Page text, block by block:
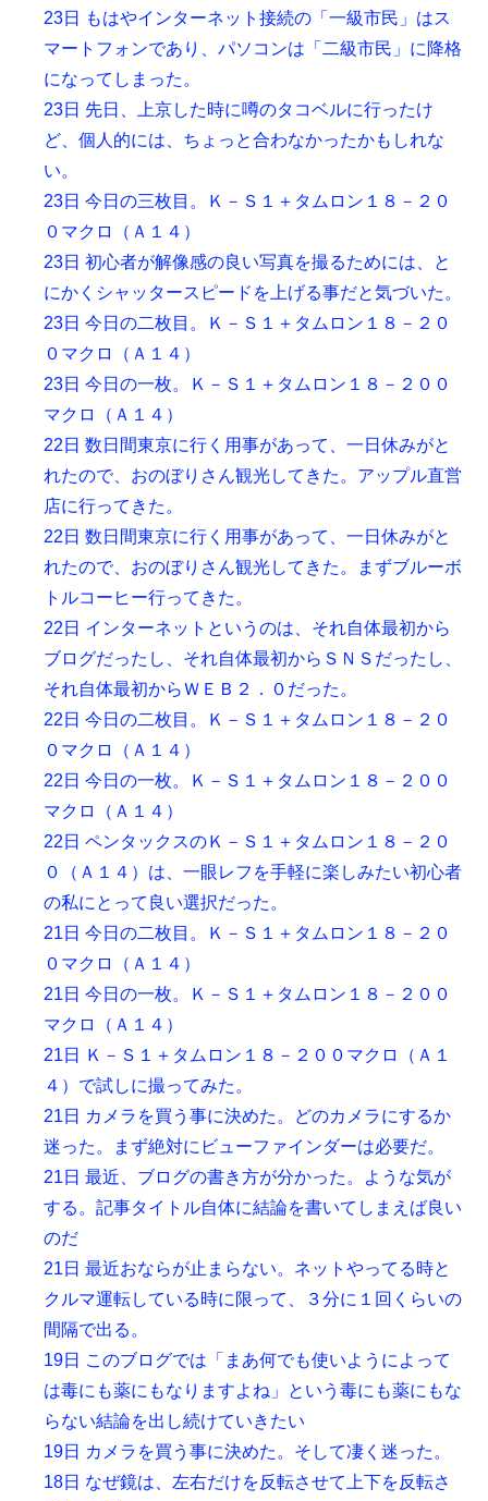
23日 もはやインターネット接続の「一級市民」はス
マートフォンであり、パソコンは「二級市民」に降格
になってしまった。
23日 先日、上京した時に噂のタコベルに行ったけ
ど、個人的には、ちょっと合わなかったかもしれな
い。
23日 今日の三枚目。Ｋ－Ｓ１＋タムロン１８－２０
０マクロ（Ａ１４）
23日 初心者が解像感の良い写真を撮るためには、と
にかくシャッタースピードを上げる事だと気づいた。
23日 今日の二枚目。Ｋ－Ｓ１＋タムロン１８－２０
０マクロ（Ａ１４）
23日 今日の一枚。Ｋ－Ｓ１＋タムロン１８－２００
マクロ（Ａ１４）
22日 数日間東京に行く用事があって、一日休みがと
れたので、おのぼりさん観光してきた。アップル直営
店に行ってきた。
22日 数日間東京に行く用事があって、一日休みがと
れたので、おのぼりさん観光してきた。まずブルーボ
トルコーヒー行ってきた。
22日 インターネットというのは、それ自体最初から
ブログだったし、それ自体最初からＳＮＳだったし、
それ自体最初からＷＥＢ２．０だった。
22日 今日の二枚目。Ｋ－Ｓ１＋タムロン１８－２０
０マクロ（Ａ１４）
22日 今日の一枚。Ｋ－Ｓ１＋タムロン１８－２００
マクロ（Ａ１４）
22日 ペンタックスのＫ－Ｓ１＋タムロン１８－２０
０（Ａ１４）は、一眼レフを手軽に楽しみたい初心者
の私にとって良い選択だった。
21日 今日の二枚目。Ｋ－Ｓ１＋タムロン１８－２０
０マクロ（Ａ１４）
21日 今日の一枚。Ｋ－Ｓ１＋タムロン１８－２００
マクロ（Ａ１４）
21日 Ｋ－Ｓ１＋タムロン１８－２００マクロ（Ａ１
４）で試しに撮ってみた。
21日 カメラを買う事に決めた。どのカメラにするか
迷った。まず絶対にビューファインダーは必要だ。
21日 最近、ブログの書き方が分かった。ような気が
する。記事タイトル自体に結論を書いてしまえば良い
のだ
21日 最近おならが止まらない。ネットやってる時と
クルマ運転している時に限って、３分に１回くらいの
間隔で出る。
19日 このブログでは「まあ何でも使いようによって
は毒にも薬にもなりますよね」という毒にも薬にもな
らない結論を出し続けていきたい
19日 カメラを買う事に決めた。そして凄く迷った。
18日 なぜ鏡は、左右だけを反転させて上下を反転さ